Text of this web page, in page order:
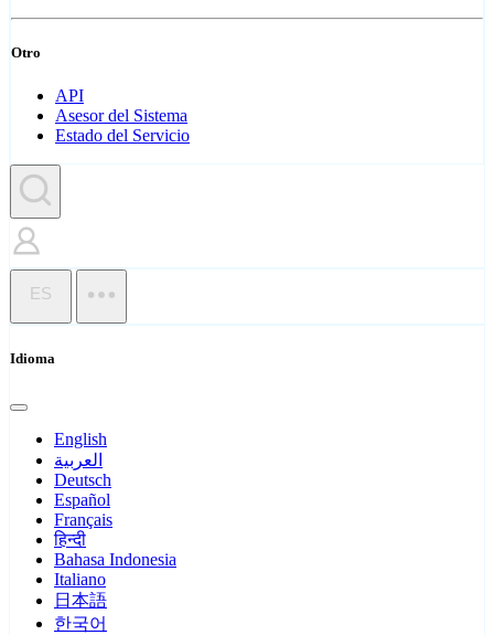
Otro
API
Asesor del Sistema
Estado del Servicio
ES
Idioma
English
العربية
Deutsch
Español
Français
हिन्दी
Bahasa Indonesia
Italiano
日本語
한국어